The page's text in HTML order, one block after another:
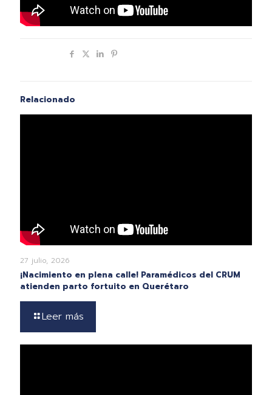
Relacionado
27 julio, 2026
¡Nacimiento en plena calle! Paramédicos del CRUM
atienden parto fortuito en Querétaro
Leer más